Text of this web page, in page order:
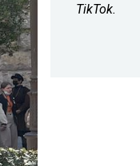
TikTok.